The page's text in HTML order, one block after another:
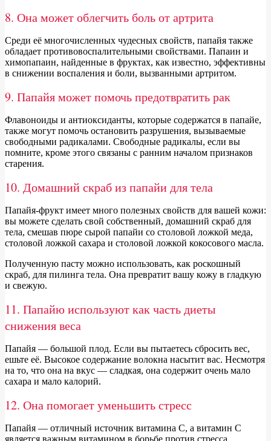
8. Она может облегчить боль от артрита
Среди её многочисленных чудесных свойств, папайя также
обладает противовоспалительными свойствами. Папаин и
химопапаин, найденные в фруктах, как известно, эффективны
в снижении воспаления и боли, вызванными артритом.
9. Папайя может помочь предотвратить рак
Флавоноиды и антиоксиданты, которые содержатся в папайе,
также могут помочь остановить разрушения, вызываемые
свободными радикалами. Свободные радикалы, если вы
помните, кроме этого связаны с ранним началом признаков
старения.
10. Домашний скраб из папайи для тела
Папайя-фрукт имеет много полезных свойств для вашей кожи:
вы можете сделать свой собственный, домашний скраб для
тела, смешав пюре сырой папайи со столовой ложкой меда,
столовой ложкой сахара и столовой ложкой кокосового масла.
Полученную пасту можно использовать, как роскошный
скраб, для пилинга тела. Она превратит вашу кожу в гладкую
и свежую.
11. Папайю используют как часть диеты
снижения веса
Папайя — большой плод. Если вы пытаетесь сбросить вес,
ешьте её. Высокое содержание волокна насытит вас. Несмотря
на то, что она на вкус — сладкая, она содержит очень мало
сахара и мало калорий.
12. Она помогает уменьшить стресс
Папайя — отличный источник витамина С, а витамин С